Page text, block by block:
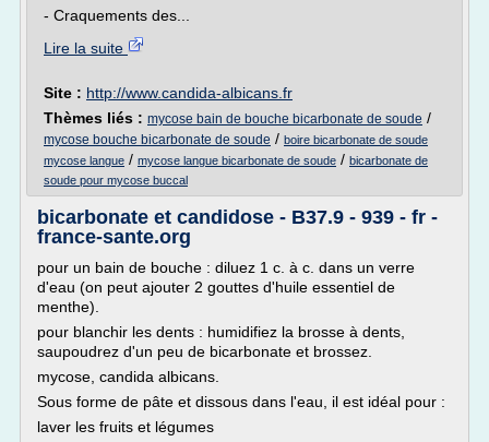
- Craquements des...
Lire la suite
Site : http://www.candida-albicans.fr
Thèmes liés : mycose bain de bouche bicarbonate de soude /
mycose bouche bicarbonate de soude / boire bicarbonate de soude
mycose langue / mycose langue bicarbonate de soude / bicarbonate de
soude pour mycose buccal
bicarbonate et candidose - B37.9 - 939 - fr -
france-sante.org
pour un bain de bouche : diluez 1 c. à c. dans un verre
d'eau (on peut ajouter 2 gouttes d'huile essentiel de
menthe).
pour blanchir les dents : humidifiez la brosse à dents,
saupoudrez d'un peu de bicarbonate et brossez.
mycose, candida albicans.
Sous forme de pâte et dissous dans l'eau, il est idéal pour :
laver les fruits et légumes